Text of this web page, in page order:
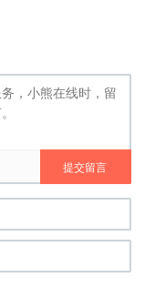
提交留言